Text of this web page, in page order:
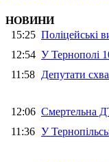
НОВИНИ
15:25 Поліцейські
12:54 У Тернополі
11:58 Депутати
12:06 Смертельна
11:36 У